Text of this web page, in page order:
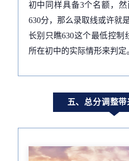
初中同样具备3个名额，
630分，那么录取线或许就
长别只瞧630这个最低控制
所在初中的实际情形来判定
五、总分调整